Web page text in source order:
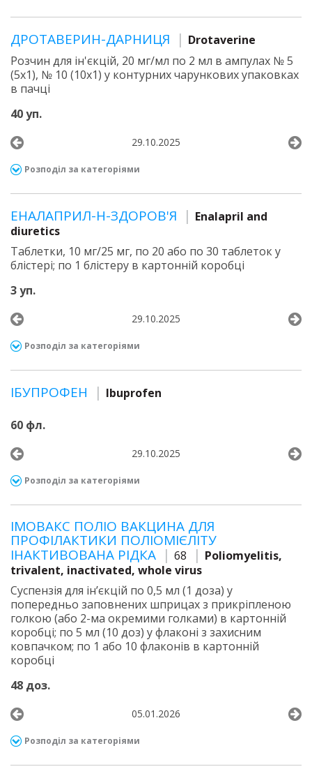
ДРОТАВЕРИН-ДАРНИЦЯ
Drotaverine
Розчин для ін'єкцій, 20 мг/мл по 2 мл в ампулах № 5
(5х1), № 10 (10х1) у контурних чарункових упаковках
в пачці
40 уп.
29.10.2025
Розподіл за категоріями
ЕНАЛАПРИЛ-Н-ЗДОРОВ'Я
Enalapril and
diuretics
Таблетки, 10 мг/25 мг, по 20 або по 30 таблеток у
блістері; по 1 блістеру в картонній коробці
3 уп.
29.10.2025
Розподіл за категоріями
ІБУПРОФЕН Ibuprofen
60 фл.
29.10.2025
Розподіл за категоріями
ІМОВАКС ПОЛІО ВАКЦИНА ДЛЯ
ПРОФІЛАКТИКИ ПОЛІОМІЄЛІТУ
ІНАКТИВОВАНА РІДКА
68
Poliomyelitis,
trivalent, inactivated, whole virus
Суспензія для ін’єкцій по 0,5 мл (1 доза) у
попередньо заповнених шприцах з прикріпленою
голкою (або 2-ма окремими голками) в картонній
коробці; по 5 мл (10 доз) у флаконі з захисним
ковпачком; по 1 або 10 флаконів в картонній
коробці
48 доз.
05.01.2026
Розподіл за категоріями